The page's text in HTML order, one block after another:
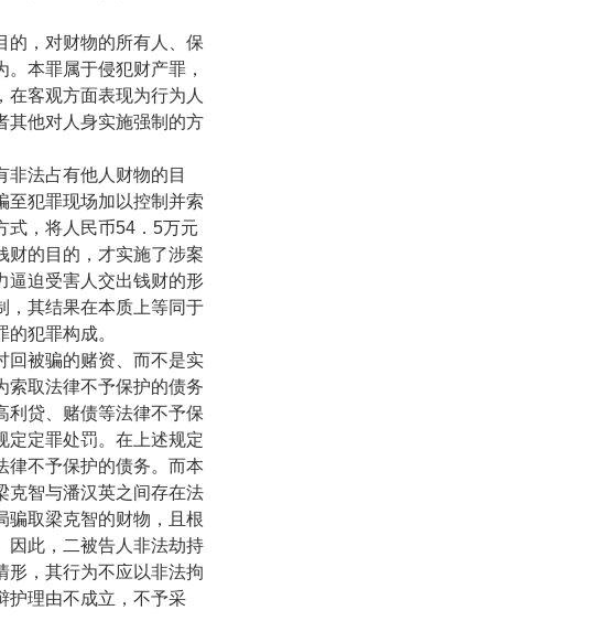
，对财物的所有人、保
本罪属于侵犯财产罪，
客观方面表现为行为人
其他对人身实施强制的方
法占有他人财物的目
至犯罪现场加以控制并索
式，将人民币54 ． 5万元
财的目的，才实施了涉案
逼迫受害人交出钱财的形
，其结果在本质上等同于
犯罪构成。
被骗的赌资、而不是实
索取法律不予保护的债务
利贷、赌债等法律不予保
定定罪处罚。在上述规定
律不予保护的债务。而本
克智与潘汉英之间存在法
骗取梁克智的财物，且根
因此，二被告人非法劫持
形，其行为不应以非法拘
护理由不成立，不予采